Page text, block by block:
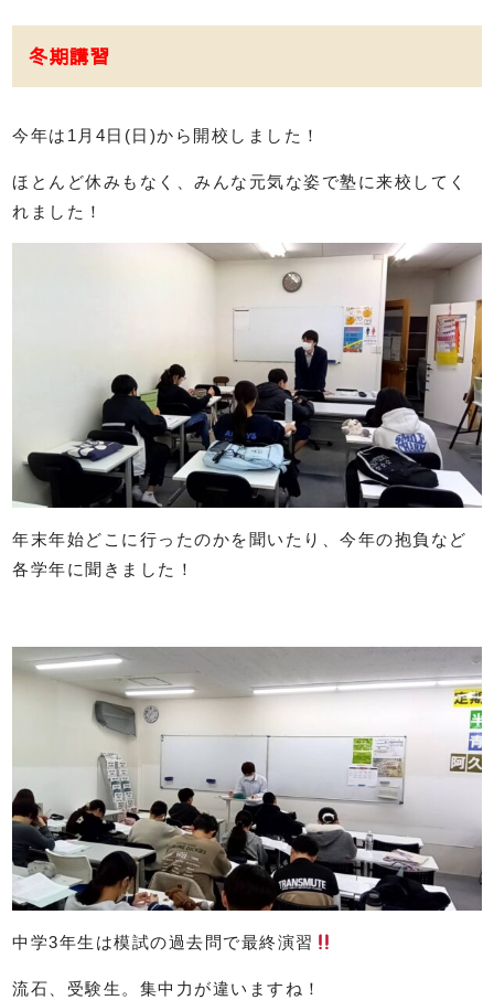
冬期講習
今年は1月4日(日)から開校しました！
ほとんど休みもなく、みんな元気な姿で塾に来校してく
れました！
年末年始どこに行ったのかを聞いたり、今年の抱負など
各学年に聞きました！
中学3年生は模試の過去問で最終演習
流石、受験生。集中力が違いますね！